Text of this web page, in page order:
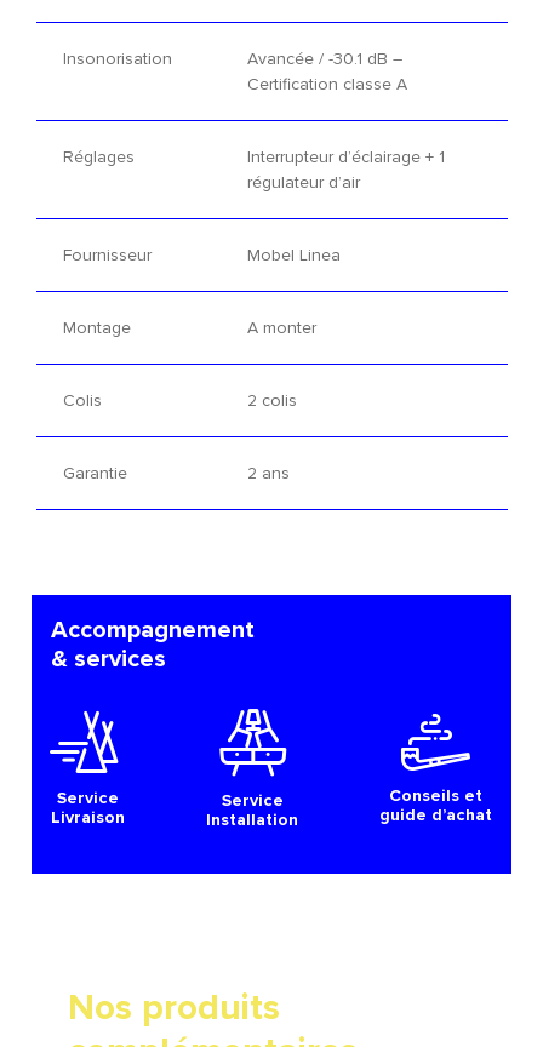
Insonorisation
Avancée / -30.1 dB –
Certification classe A
Réglages
Interrupteur d’éclairage + 1
régulateur d’air
Fournisseur Mobel Linea
Montage A monter
Colis 2 colis
Garantie 2 ans
Accompagnement
& services
Service
Livraison
Service
Installation
Conseils et
guide d’achat
Nos produits